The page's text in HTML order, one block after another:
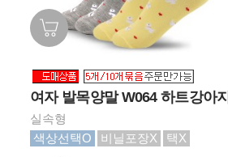
여자 발목양말 W064 하트강아지
실속형
색상선택O
비닐포장X 택X